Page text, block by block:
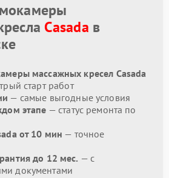
Casada в
массажных кресел Casada
старт работ
— самые выгодные условия
этапе — статус ремонта по
от 10 мин — точное
до 12 мес. — с
документами